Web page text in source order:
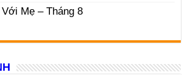
Mẹ – Tháng 8